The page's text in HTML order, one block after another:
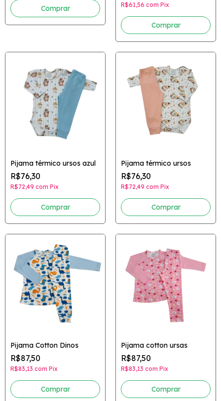
Comprar
R$61,56 com Pix
Comprar
Pijama térmico ursos azul
R$76,30
R$72,49 com Pix
Comprar
Pijama térmico ursos
R$76,30
R$72,49 com Pix
Comprar
Pijama Cotton Dinos
R$87,50
R$83,13 com Pix
Comprar
Pijama cotton ursas
R$87,50
R$83,13 com Pix
Comprar